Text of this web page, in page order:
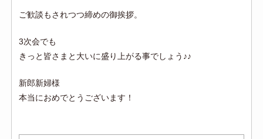
ご歓談もされつつ締めの御挨拶。
3次会でも
きっと皆さまと大いに盛り上がる事でしょう♪♪
新郎新婦様
本当におめでとうございます！